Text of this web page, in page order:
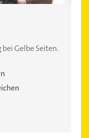
Gelbe Seiten.